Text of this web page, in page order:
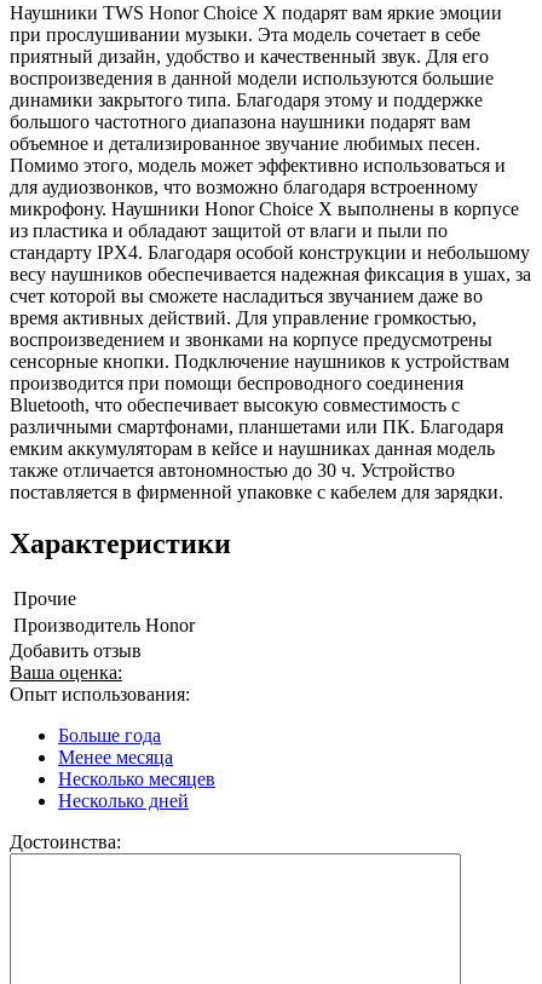
Наушники TWS Honor Choice X подарят вам яркие эмоции
при прослушивании музыки. Эта модель сочетает в себе
приятный дизайн, удобство и качественный звук. Для его
воспроизведения в данной модели используются большие
динамики закрытого типа. Благодаря этому и поддержке
большого частотного диапазона наушники подарят вам
объемное и детализированное звучание любимых песен.
Помимо этого, модель может эффективно использоваться и
для аудиозвонков, что возможно благодаря встроенному
микрофону. Наушники Honor Choice X выполнены в корпусе
из пластика и обладают защитой от влаги и пыли по
стандарту IPX4. Благодаря особой конструкции и небольшому
весу наушников обеспечивается надежная фиксация в ушах, за
счет которой вы сможете насладиться звучанием даже во
время активных действий. Для управление громкостью,
воспроизведением и звонками на корпусе предусмотрены
сенсорные кнопки. Подключение наушников к устройствам
производится при помощи беспроводного соединения
Bluetooth, что обеспечивает высокую совместимость с
различными смартфонами, планшетами или ПК. Благодаря
емким аккумуляторам в кейсе и наушниках данная модель
также отличается автономностью до 30 ч. Устройство
поставляется в фирменной упаковке с кабелем для зарядки.
Характеристики
Прочие
Производитель Honor
Добавить отзыв
Ваша оценка:
Опыт использования:
Больше года
Менее месяца
Несколько месяцев
Несколько дней
Достоинства: